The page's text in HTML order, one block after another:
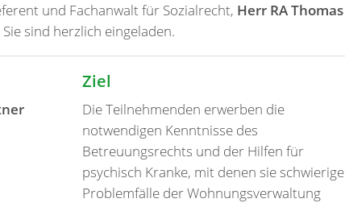
und Fachanwalt für Sozialrecht, Herr RA Thomas
sind herzlich eingeladen.
Ziel
Die Teilnehmenden erwerben die
notwendigen Kenntnisse des
Betreuungsrechts und der Hilfen für
psychisch Kranke, mit denen sie schwierige
Problemfälle der Wohnungsverwaltung